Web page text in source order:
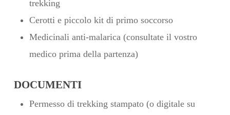
trekking
Cerotti e piccolo kit di primo soccorso
Medicinali anti-malarica (consultate il vostro
medico prima della partenza)
DOCUMENTI
Permesso di trekking stampato (o digitale su